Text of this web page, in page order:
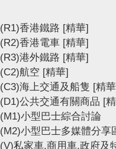
(R1)香港鐵路 [精華]
(R2)香港電車 [精華]
(R3)港外鐵路 [精華]
(C2)航空 [精華]
(C3)海上交通及船隻 [精
(D1)公共交通有關商品 [
(M1)小型巴士綜合討論
(M2)小型巴士多媒體分享
(V)私家車,商用車,政府及